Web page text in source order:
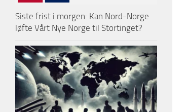
Siste frist i morgen: Kan Nord-Norge
løfte Vårt Nye Norge til Stortinget?